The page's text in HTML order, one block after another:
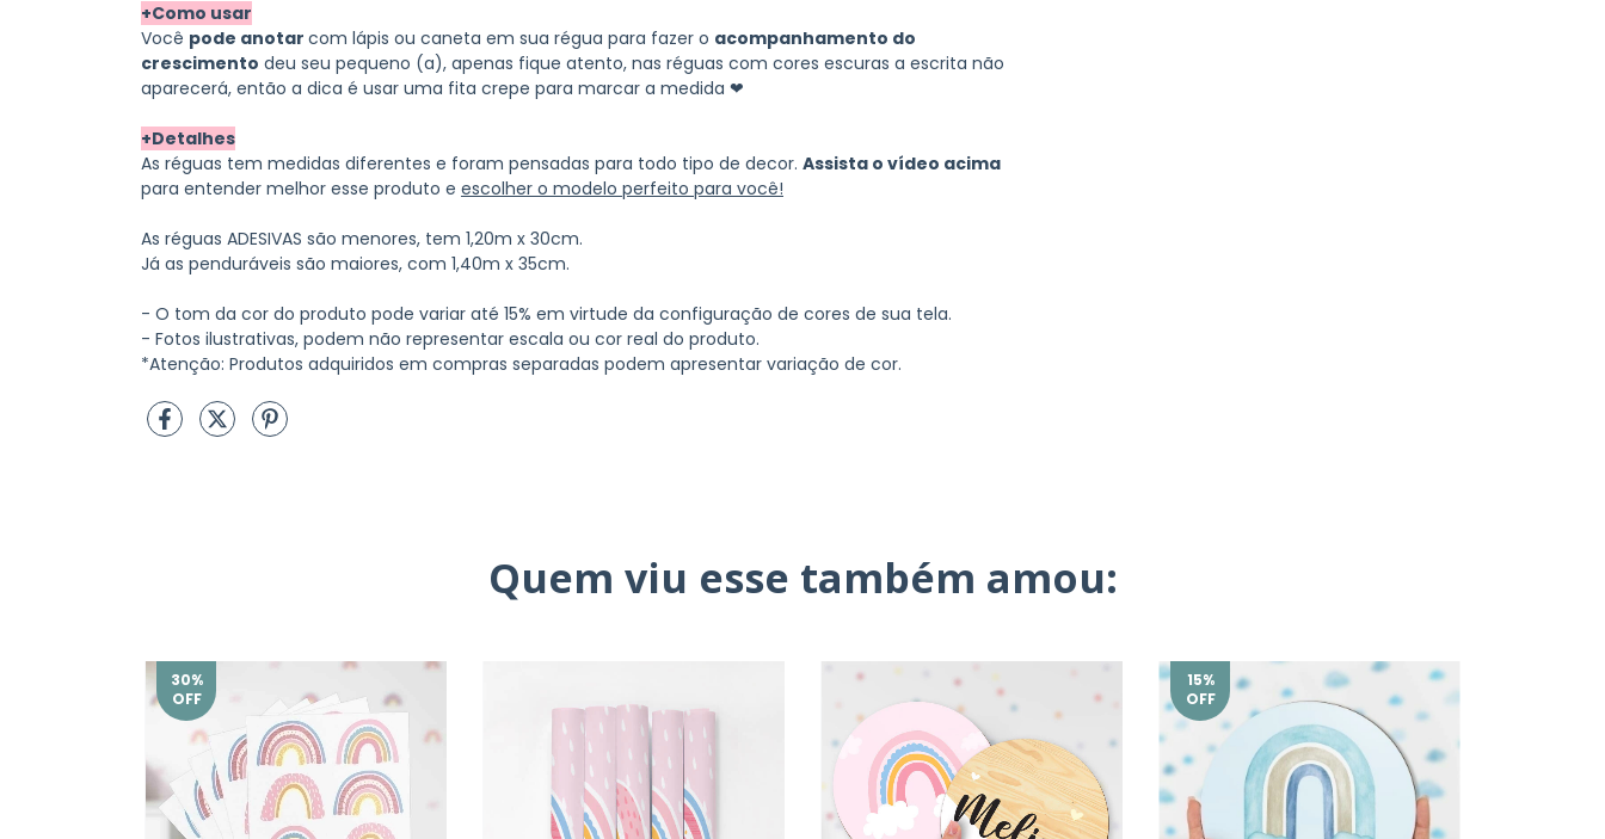
+Como usar
Você pode anotar com lápis ou caneta em sua régua para fazer o acompanhamento do
crescimento deu seu pequeno (a), apenas fique atento, nas réguas com cores escuras a escrita não
aparecerá, então a dica é usar uma fita crepe para marcar a medida ❤
+Detalhes
As réguas tem medidas diferentes e foram pensadas para todo tipo de decor. Assista o vídeo acima
para entender melhor esse produto e escolher o modelo perfeito para você!
As réguas ADESIVAS são menores, tem 1,20m x 30cm.
Já as penduráveis são maiores, com 1,40m x 35cm.
- O tom da cor do produto pode variar até 15% em virtude da configuração de cores de sua tela.
- Fotos ilustrativas, podem não representar escala ou cor real do produto.
*Atenção: Produtos adquiridos em compras separadas podem apresentar variação de cor.
Quem viu esse também amou:
30%
OFF
15%
OFF